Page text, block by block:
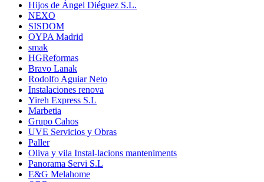
Hijos de Ángel Diéguez S.L.
NEXO
SISDOM
OYPA Madrid
smak
HGReformas
Bravo Lanak
Rodolfo Aguiar Neto
Instalaciones renova
Yireh Express S.L
Marbetia
Grupo Cahos
UVE Servicios y Obras
Paller
Oliva y vila Instal-lacions manteniments
Panorama Servi S.L
E&G Melahome